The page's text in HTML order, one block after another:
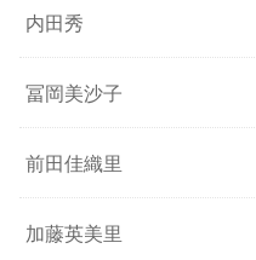
内田秀
冨岡美沙子
前田佳織里
加藤英美里